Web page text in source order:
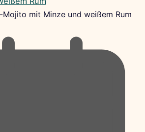
mit Minze und weißem Rum